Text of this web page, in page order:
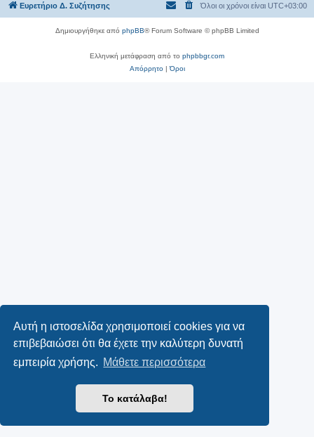
Αυτή η ιστοσελίδα χρησιμοποιεί cookies για να
επιβεβαιώσει ότι θα έχετε την καλύτερη δυνατή
εμπειρία χρήσης. Μάθετε περισσότερα
Το κατάλαβα!
η
Ευρετήριο Δ. Συζήτησης Όλοι οι χρόνοι είναι UTC+03:00
Δημιουργήθηκε από phpBB® Forum Software © phpBB Limited
Ελληνική μετάφραση από το phpbbgr.com
Απόρρητο|Όροι